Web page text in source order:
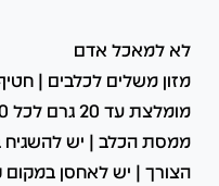
לא למאכל אדם
מזון משלים לכלבים |
מומלצת עד 20 גרם לכל 10 ק“ג
ממסת הכלב | יש להשגיח
הצורך | יש לאחסן במקום